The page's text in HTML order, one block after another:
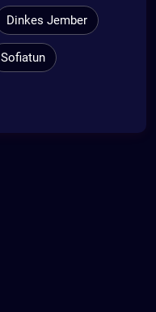
Dinkes Jember
Sofiatun